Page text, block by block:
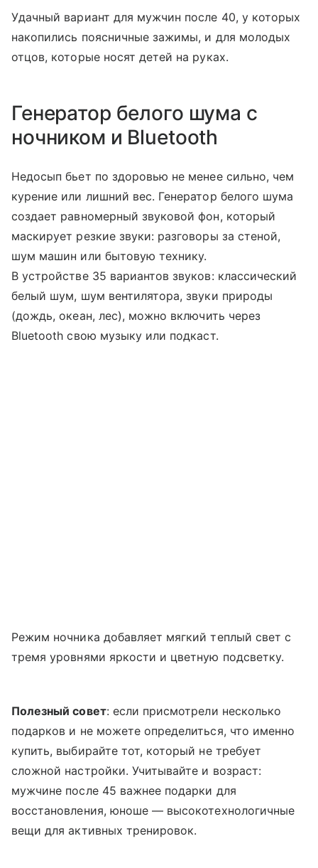
Удачный вариант для мужчин после 40, у которых
накопились поясничные зажимы, и для молодых
отцов, которые носят детей на руках.
Генератор белого шума с
ночником и Bluetooth
Недосып бьет по здоровью не менее сильно, чем
курение или лишний вес. Генератор белого шума
создает равномерный звуковой фон, который
маскирует резкие звуки: разговоры за стеной,
шум машин или бытовую технику.
В устройстве 35 вариантов звуков: классический
белый шум, шум вентилятора, звуки природы
(дождь, океан, лес), можно включить через
Bluetooth свою музыку или подкаст.
Режим ночника добавляет мягкий теплый свет с
тремя уровнями яркости и цветную подсветку.
Полезный совет: если присмотрели несколько
подарков и не можете определиться, что именно
купить, выбирайте тот, который не требует
сложной настройки. Учитывайте и возраст:
мужчине после 45 важнее подарки для
восстановления, юноше — высокотехнологичные
вещи для активных тренировок.